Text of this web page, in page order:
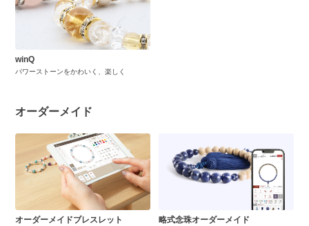
winQ
パワーストーンをかわいく、楽しく
オーダーメイド
オーダーメイドブレスレット 略式念珠オーダーメイド